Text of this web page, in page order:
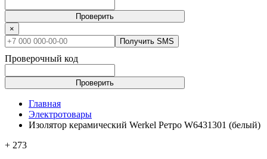
Проверить
×
Получить SMS
Проверочный код
Проверить
Главная
Электротовары
Изолятор керамический Werkel Ретро W6431301 (белый)
+ 273